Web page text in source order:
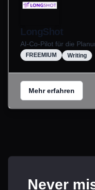
LongShot
AI-Co-Pilot für die
FREEMIUM Writing
Mehr erfahren
Never